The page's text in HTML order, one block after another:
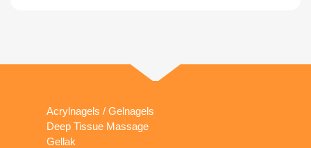
Acrylnagels / Gelnagels
Deep Tissue Massage
Gellak